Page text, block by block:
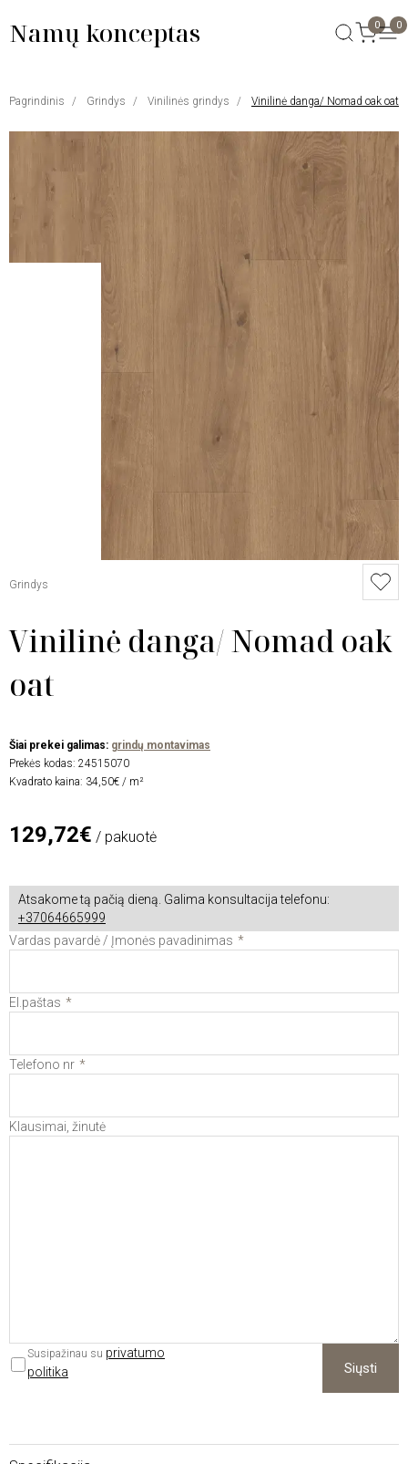
Namų konceptas 0 0
Pagrindinis Grindys Vinilinės grindys Vinilinė danga/ Nomad oak oat
Grindys
Vinilinė danga/ Nomad oak
oat
Šiai prekei galimas: grindų montavimas
Prekės kodas: 24515070
Kvadrato kaina: 34,50€ / m²
129,72€ / pakuotė
Atsakome tą pačią dieną. Galima konsultacija telefonu:
+37064665999
Vardas pavardė / Įmonės pavadinimas
El.paštas
Telefono nr
Klausimai, žinutė
Susipažinau su privatumo
politika
Siųsti